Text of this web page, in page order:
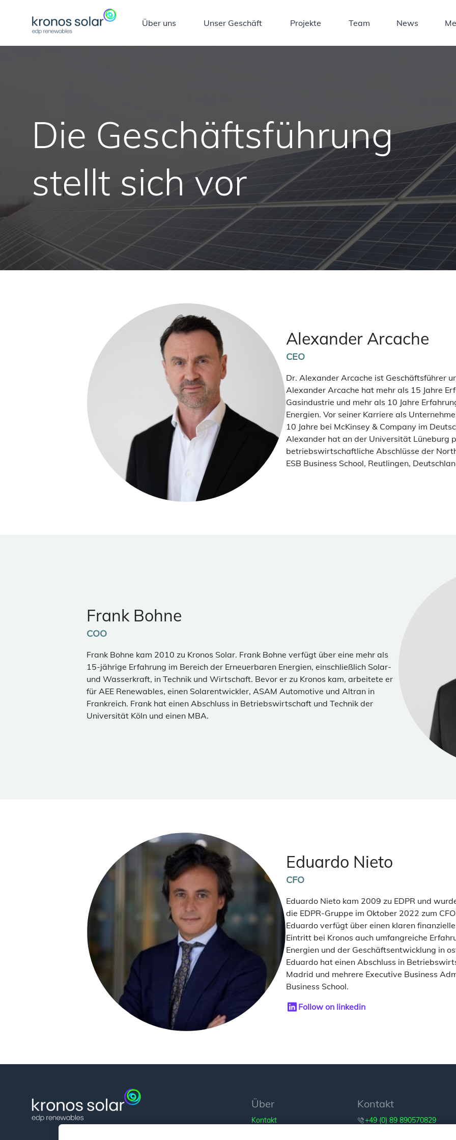
Über uns Unser Geschäft Projekte Team News
Die Geschäftsführung
stellt sich vor
Alexander Arcache
CEO
Dr. Alexander Arcache ist Geschäftsführer
Alexander Arcache hat mehr als 15 Jahre
Gasindustrie und mehr als 10 Jahre
Energien. Vor seiner Karriere als
10 Jahre bei McKinsey & Company im
Alexander hat an der Universität Lüneburg
betriebswirtschaftliche Abschlüsse der
ESB Business School, Reutlingen,
Frank Bohne
COO
Frank Bohne kam 2010 zu Kronos Solar. Frank Bohne verfügt über eine mehr als
15-jährige Erfahrung im Bereich der Erneuerbaren Energien, einschließlich Solar-
und Wasserkraft, in Technik und Wirtschaft. Bevor er zu Kronos kam, arbeitete er
für AEE Renewables, einen Solarentwickler, ASAM Automotive und Altran in
Frankreich. Frank hat einen Abschluss in Betriebswirtschaft und Technik der
Universität Köln und einen MBA.
Eduardo Nieto
CFO
Eduardo Nieto kam 2009 zu EDPR und
die EDPR-Gruppe im Oktober 2022 zum
Eduardo verfügt über einen klaren
Eintritt bei Kronos auch umfangreiche
Energien und der Geschäftsentwicklung in
Eduardo hat einen Abschluss in
Madrid und mehrere Executive Business
Business School.
Follow on linkedin
Über
Kontakt
Kontakt
+49 (0) 89 890570829